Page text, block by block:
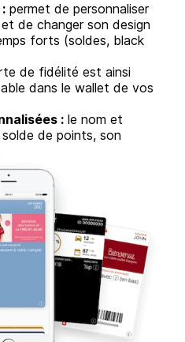
permet de personnaliser
de changer son design
forts (soldes, black
de fidélité est ainsi
dans le wallet de vos
: le nom et
de points, son